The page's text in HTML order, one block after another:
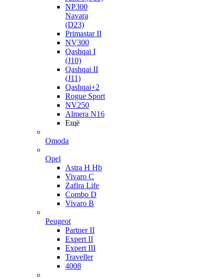
NP300
Navara
(D23)
Primastar II
NV300
Qashqai I
(J10)
Qashqai II
(J11)
Qashqai+2
Rogue Sport
NV250
Almera N16
Ещё
Omoda
Opel
Astra H Hb
Vivaro C
Zafira Life
Combo D
Vivaro B
Peugeot
Partner II
Expert II
Expert III
Traveller
4008